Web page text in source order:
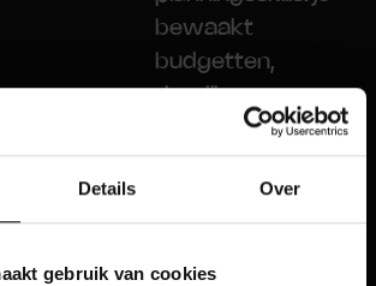
Details Over
gebruik van cookies
bewaakt
budgetten,
deadlines en
verwachtingen
met gemak.
overtuigend in je
verhaal – of dat